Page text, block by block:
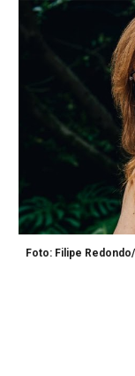
Foto: Filipe